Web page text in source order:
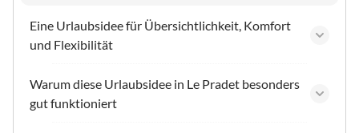
Eine Urlaubsidee für Übersichtlichkeit, Komfort
und Flexibilität
Warum diese Urlaubsidee in Le Pradet besonders
gut funktioniert